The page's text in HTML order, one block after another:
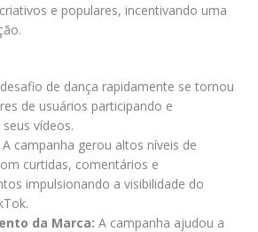
e populares, incentivando uma
de dança rapidamente se tornou
de usuários participando e
vídeos.
A campanha gerou altos níveis de
curtidas, comentários e
impulsionando a visibilidade do
da Marca: A campanha ajudou a